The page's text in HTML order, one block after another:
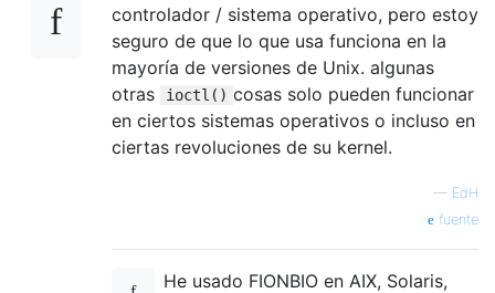
controlador / sistema operativo, pero estoy
seguro de que lo que usa funciona en la
mayoría de versiones de Unix. algunas
otras
ioctl() cosas solo pueden funcionar
en ciertos sistemas operativos o incluso en
ciertas revoluciones de su kernel.
— EdH
fuente
He usado FIONBIO en AIX, Solaris,